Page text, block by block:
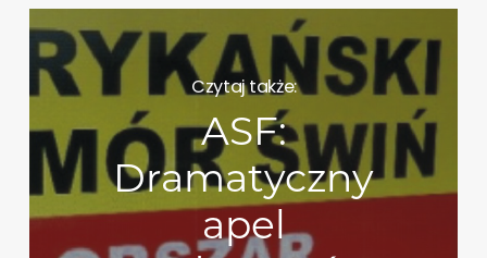
Czytaj także:
ASF:
Dramatyczny
apel